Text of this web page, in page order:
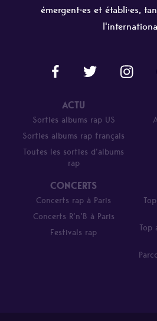
émergent·es et établi·es,
ACTU
Sorties albums rap US
Sorties albums rap français
Toutes les sorties d’albums
rap
CONCERTS
Concerts rap à Paris
Concerts R’n’B à Paris
Festivals rap
Top